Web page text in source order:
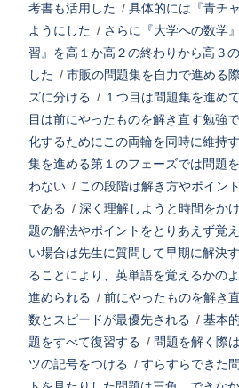
考書も活用した / 具体的には『青チ
ようにした / さらに『大学への数学
習』を高１か高２の終わりから高３
した / 市販の問題集を自力で進める
ズに分ける / １つ目は問題集を進め
目は前にやったものを解き直す勉強
化するためにこの両輪を同時に維持
集を進める第１のフェーズでは問題
わない / この段階は解き方やポイン
である / 深く理解しようと時間をか
題の解法やポイントをとりあえず覚
い場合は先生に質問して早期に解決
ることにより、英単語を覚えるかの
進められる / 前にやったものを解き
数とスピードが最優先される / 基本
題をすべて復習する / 問題を解く際
ツの記号をつける / すらすらできた